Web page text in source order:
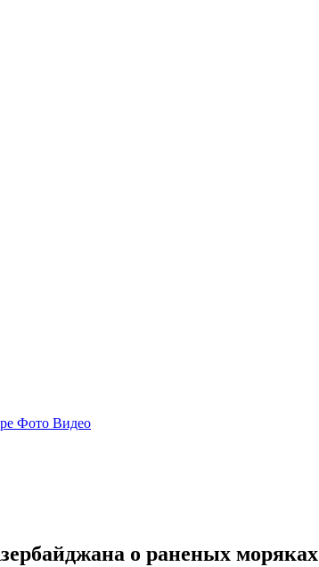
Фото Видео
о раненых моряках